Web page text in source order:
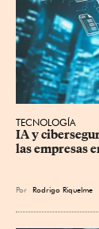
TECNOLOGÍA
IA y
las empresas
Por Rodrigo Riquelme